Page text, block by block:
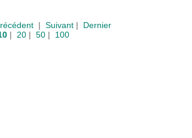
| Suivant | Dernier
| 20| 50| 100